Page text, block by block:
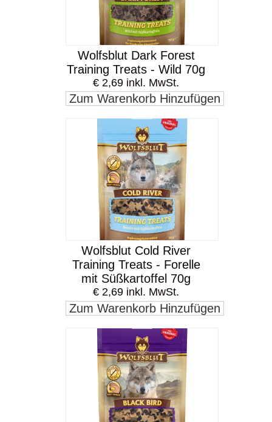
Wolfsblut Dark Forest
Training Treats - Wild 70g
€ 2,69 inkl. MwSt.
Zum Warenkorb Hinzufügen
Wolfsblut Cold River
Training Treats - Forelle
mit Süßkartoffel 70g
€ 2,69 inkl. MwSt.
Zum Warenkorb Hinzufügen